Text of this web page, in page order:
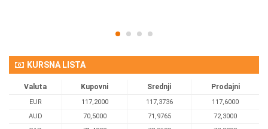
KURSNA LISTA
Valuta Kupovni Srednji Prodajni
EUR 117,2000 117,3736
117,6000
AUD
70,5000 71,9765
72,3000